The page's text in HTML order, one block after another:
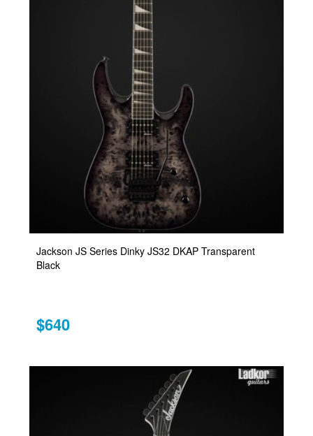
Jackson JS Series Dinky JS32 DKAP Transparent
Black
$640